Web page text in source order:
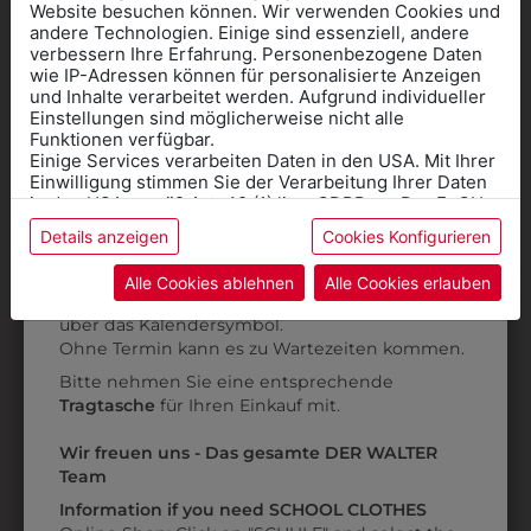
6DBW18WELA
BLUSE
STEHKRAGEN
€ 69,90
6DBW5439110
KELCHKRAGENBLUSE
€ 79,90
ZULETZT ANGESEHEN
Website besuchen können. Wir verwenden Cookies und
andere Technologien. Einige sind essenziell, andere
verbessern Ihre Erfahrung. Personenbezogene Daten
wie IP-Adressen können für personalisierte Anzeigen
und Inhalte verarbeitet werden. Aufgrund individueller
Einstellungen sind möglicherweise nicht alle
Funktionen verfügbar.
Einige Services verarbeiten Daten in den USA. Mit Ihrer
Einwilligung stimmen Sie der Verarbeitung Ihrer Daten
in den USA gemäß Art. 49 (1) lit. a GDPR zu. Der EuGH
stuft die USA als Land mit unzureichendem Datenschutz
ein, und es besteht das Risiko, dass US-Behörden
Daten ohne Klagemöglichkeit für Europäer überwachen.
Datenschutzerklärungbzw. im
Details anzeigen Cookies Konfigurieren
Alle Cookies ablehnen Alle Cookies erlauben
Informationen wenn Sie
Kleidung
für die SCHULE
benötigen
Online Shop: Klick auf SCHULE in der
Kategorie und die richtige Schule auswählen.
AnprobeVorort im Geschäft: Termin buchen
über das Kalendersymbol.
Ohne Termin kann es zu Wartezeiten kommen.
Bitte nehmen Sie eine entsprechende
Tragtasche für Ihren Einkauf mit.
Wir freuen uns - Das gesamte DER WALTER
Team
Information if you need SCHOOL CLOTHES